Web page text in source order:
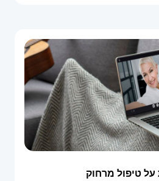
טיפול מרחוק